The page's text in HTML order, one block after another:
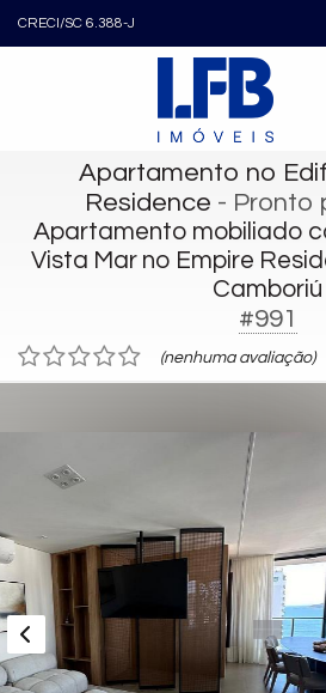
CRECI/SC 6.388-J
Apartamento no
Residence - Pronto
Apartamento mobiliado
Vista Mar no Empire
Camboriú
#991
(nenhuma avaliação)